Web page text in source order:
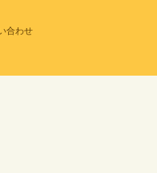
合わせ